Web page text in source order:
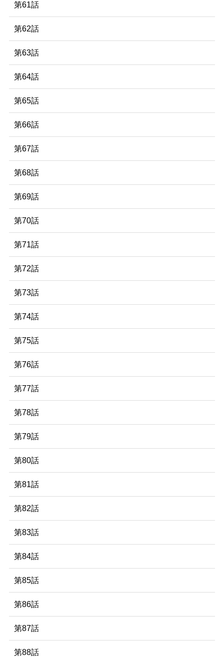
第61話
第62話
第63話
第64話
第65話
第66話
第67話
第68話
第69話
第70話
第71話
第72話
第73話
第74話
第75話
第76話
第77話
第78話
第79話
第80話
第81話
第82話
第83話
第84話
第85話
第86話
第87話
第88話